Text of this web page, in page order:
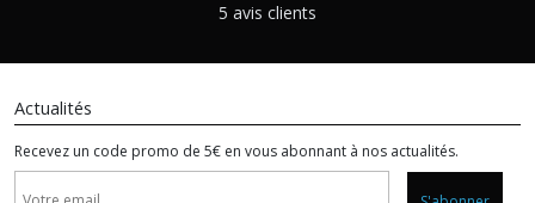
5 avis clients
Actualités
Recevez un code promo de 5€ en vous abonnant à nos actualités.